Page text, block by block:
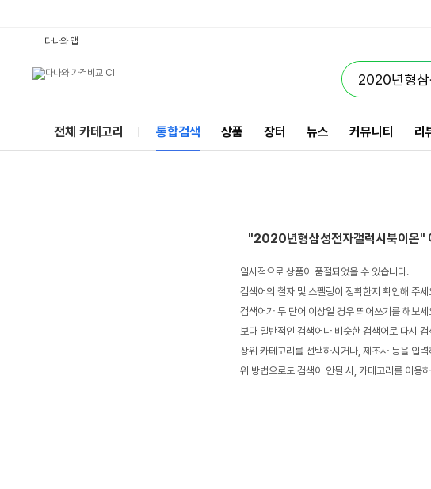
다나와 앱
전체 카테고리 통합검색 상품 장터 뉴스 커뮤니티 리
"2020년형삼성전자갤럭시북이온"
일시적으로 상품이 품절되었을 수 있습니다.
검색어의 철자 및 스펠링이 정확한지 확인해 주세
검색어가 두 단어 이상일 경우 띄어쓰기를 해보세
보다 일반적인 검색어나 비슷한 검색어로 다시
상위 카테고리를 선택하시거나, 제조사 등을 입
위 방법으로도 검색이 안될 시, 카테고리를 이용